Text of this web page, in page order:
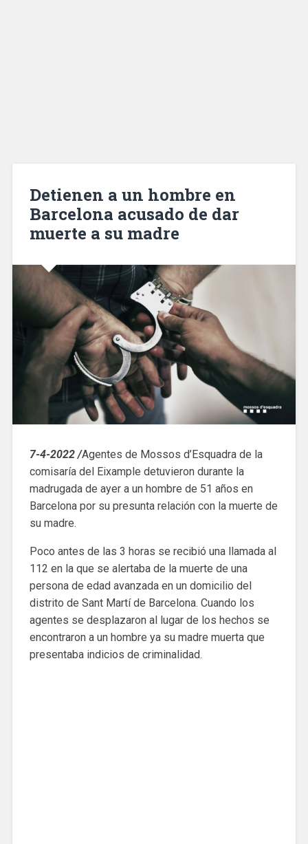
Detienen a un hombre en
Barcelona acusado de dar
muerte a su madre
7-4-2022 /Agentes de Mossos d’Esquadra de la
comisaría del Eixample detuvieron durante la
madrugada de ayer a un hombre de 51 años en
Barcelona por su presunta relación con la muerte de
su madre.
Poco antes de las 3 horas se recibió una llamada al
112 en la que se alertaba de la muerte de una
persona de edad avanzada en un domicilio del
distrito de Sant Martí de Barcelona. Cuando los
agentes se desplazaron al lugar de los hechos se
encontraron a un hombre ya su madre muerta que
presentaba indicios de criminalidad.